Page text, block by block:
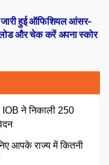
हुई ऑफिशियल आंसर-
और चेक करें अपना स्कोर
ने निकाली 250
आपके राज्य में कितनी